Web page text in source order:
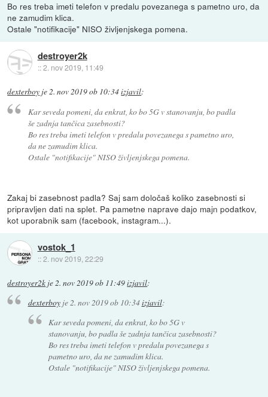
Bo res treba imeti telefon v predalu povezanega s pametno uro, da
ne zamudim klica.
Ostale "notifikacije" NISO življenjskega pomena.
destroyer2k
::2. nov 2019, 11:49
dexterboy je2. nov 2019 ob 10:34izjavil:
Kar seveda pomeni, da enkrat, ko bo 5G v stanovanju, bo padla
še zadnja tančica zasebnosti?
Bo res treba imeti telefon v predalu povezanega s pametno uro,
da ne zamudim klica.
Ostale "notifikacije" NISO življenjskega pomena.
Zakaj bi zasebnost padla? Saj sam določaš koliko zasebnosti si
pripravljen dati na splet. Pa pametne naprave dajo majn podatkov,
kot uporabnik sam (facebook, instagram...).
vostok_1
::2. nov 2019, 22:29
destroyer2k je2. nov 2019 ob 11:49izjavil:
dexterboyje2. nov 2019 ob 10:34izjavil:
Kar seveda pomeni, da enkrat, ko bo 5G v
stanovanju, bo padla še zadnja tančica zasebnosti?
Bo res treba imeti telefon v predalu povezanega s
pametno uro, da ne zamudim klica.
Ostale "notifikacije" NISO življenjskega pomena.